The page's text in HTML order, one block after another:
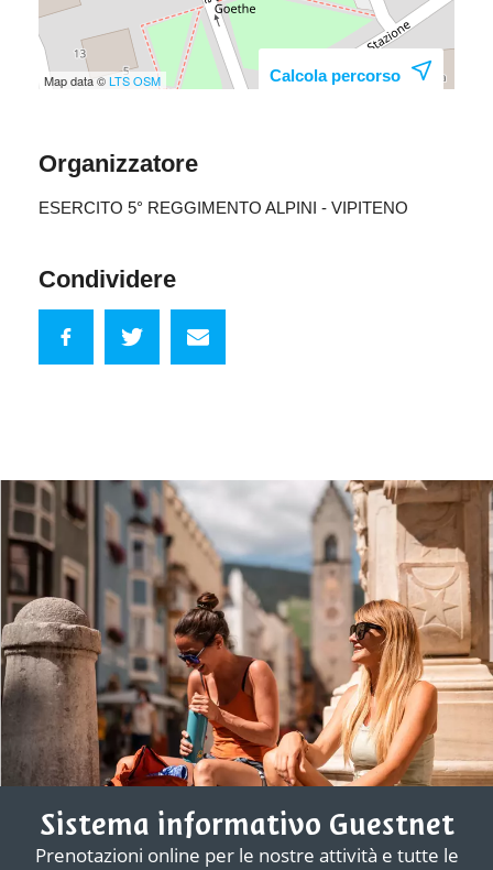
Map data ©LTSOSM Calcola percorso
Organizzatore
ESERCITO 5° REGGIMENTO ALPINI - VIPITENO
Condividere
Sistema informativo Guestnet
Prenotazioni online per le nostre attività e tutte le